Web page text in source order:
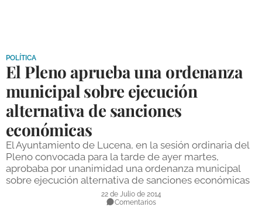
DEPORTES
COMPETICIONES
DEPORTE BASE
OPINIÓN
VENTANA CIUDADANA
POLÍTICA
El Pleno aprueba una ordenanza
municipal sobre ejecución
alternativa de sanciones
económicas
El Ayuntamiento de Lucena, en la sesión ordinaria del
Pleno convocada para la tarde de ayer martes,
aprobaba por unanimidad una ordenanza municipal
sobre ejecución alternativa de sanciones económicas
22 de Julio de 2014
Comentarios